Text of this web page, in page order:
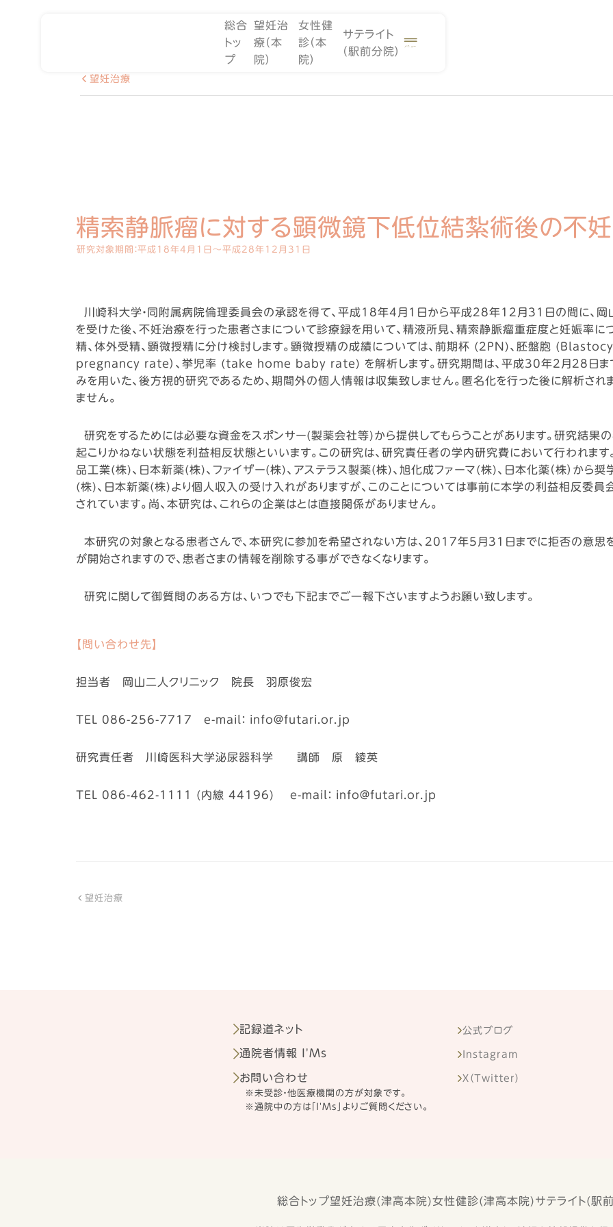
総合
トッ
プ
望妊治
療（本
院）
女性健
診（本
院）
サテライト
（駅前分院）
望妊治療
精索静脈瘤に対する顕微鏡下低位結紮術後の不
研究対象期間：平成18年4月1日～平成28年12月31日
川崎科大学・同附属病院倫理委員会の承認を得て、平成18年4月1日から平成28年12月31日の間に、岡
を受けた後、不妊治療を行った患者さまについて診療録を用いて、精液所見、精索静脈瘤重症度と妊娠率に
精、体外受精、顕微授精に分け検討します。顕微授精の成績については、前期杯 (2PN)、胚盤胞
pregnancy rate）、挙児率 (take home baby rate) を解析します。研究期間は、平成30年2月28日ま
みを用いた、後方視的研究であるため、期間外の個人情報は収集致しません。匿名化を行った後に解析され
ません。
研究をするためには必要な資金をスポンサー(製薬会社等)から提供してもらうことがあります。研究結果
起こりかねない状態を利益相反状態といいます。この研究は、研究責任者の学内研究費において行われます
品工業(株)、日本新薬(株)、ファイザー(株)、アステラス製薬(株)、旭化成ファーマ(株)、日本化薬（株）から
(株)、日本新薬(株)より個人収入の受け入れがありますが、このことについては事前に本学の利益相反委員
されています。尚、本研究は、これらの企業はとは直接関係がありません。
本研究の対象となる患者さんで、本研究に参加を希望されない方は、2017年5月31日までに拒否の意思
が開始されますので、患者さまの情報を削除する事ができなくなります。
研究に関して御質問のある方は、いつでも下記までご一報下さいますようお願い致します。
【問い合わせ先】
担当者 岡山二人クリニック 院長 羽原俊宏
TEL 086-256-7717 e-mail： info＠futari.or.jp
研究責任者 川崎医科大学泌尿器科学 講師 原 綾英
TEL 086-462-1111 (内線 44196) e-mail： info＠futari.or.jp
望妊治療
記録道ネット
通院者情報 I'Ms
お問い合わせ
※未受診・他医療機関の方が対象です。
※通院中の方は「I'Ms」よりご質問ください。
公式ブログ
Instagram
X（Twitter）
総合トップ望妊治療(津高本院)女性健診(津高本院)サテライト(駅